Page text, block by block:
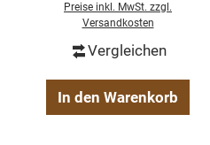
Preise inkl. MwSt. zzgl.
Versandkosten
Vergleichen
In den Warenkorb